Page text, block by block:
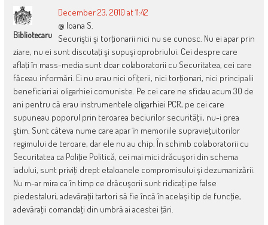
Bibliotecaru
December 23, 2010 at 11:42
@ Ioana S.
Securiştii şi torţionarii nici nu se cunosc. Nu ei apar prin
ziare, nu ei sunt discutaţi şi supuşi oprobriului. Cei despre care
aflaţi în mass-media sunt doar colaboratorii cu Securitatea, cei care
făceau informări. Ei nu erau nici ofiţerii, nici torţionari, nici principalii
beneficiari ai oligarhiei comuniste. Pe cei care ne sfidau acum 30 de
ani pentru că erau instrumentele oligarhiei PCR, pe cei care
supuneau poporul prin teroarea beciurilor securităţii, nu-i prea
ştim. Sunt câteva nume care apar în memoriile supravieţuitorilor
regimului de teroare, dar ele nu au chip. În schimb colaboratorii cu
Securitatea ca Poliţie Politică, cei mai mici drăcuşori din schema
iadului, sunt priviţi drept etaloanele compromisului şi dezumanizării.
Nu m-ar mira ca în timp ce drăcuşorii sunt ridicaţi pe false
piedestaluri, adevăraţii tartori să fie încă în acelaşi tip de funcţie,
adevăraţii comandaţi din umbră ai acestei ţări.